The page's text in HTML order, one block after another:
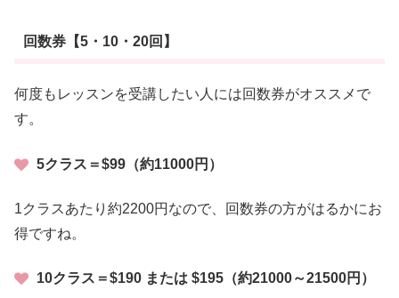
回数券【5・10・20回】
何度もレッスンを受講したい人には回数券がオススメで
す。
5クラス＝$99（約11000円）
1クラスあたり約2200円なので、回数券の方がはるかにお
得ですね。
10クラス＝$190 または $195（約21000～21500円）